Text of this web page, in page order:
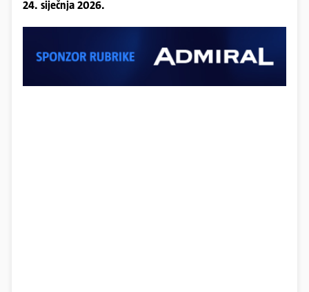
24. siječnja 2026.